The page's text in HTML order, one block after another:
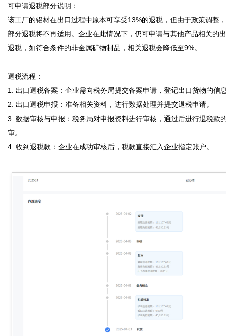
可申请退税部分说明：
该工厂的铝材在出口过程中原本可享受13%的退税，但由于政策调整
部分退税将不再适用。企业在此情况下，仍可申请与其他产品相关的
退税，如符合条件的非金属矿物制品，相关退税会降低至9%。
退税流程：
1. 出口退税备案：企业需向税务局提交备案申请，登记出口货物的信
2. 出口退税申报：准备相关资料，进行数据处理并提交退税申请。
3. 数据审核与申报：税务局对申报资料进行审核，通过后进行退税款
审。
4. 收到退税款：企业在成功审核后，税款直接汇入企业指定账户。